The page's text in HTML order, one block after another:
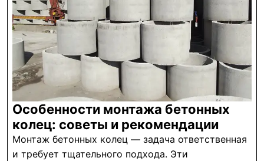
Особенности монтажа бетонных
колец: советы и рекомендации
Монтаж бетонных колец — задача ответственная
и требует тщательного подхода. Эти